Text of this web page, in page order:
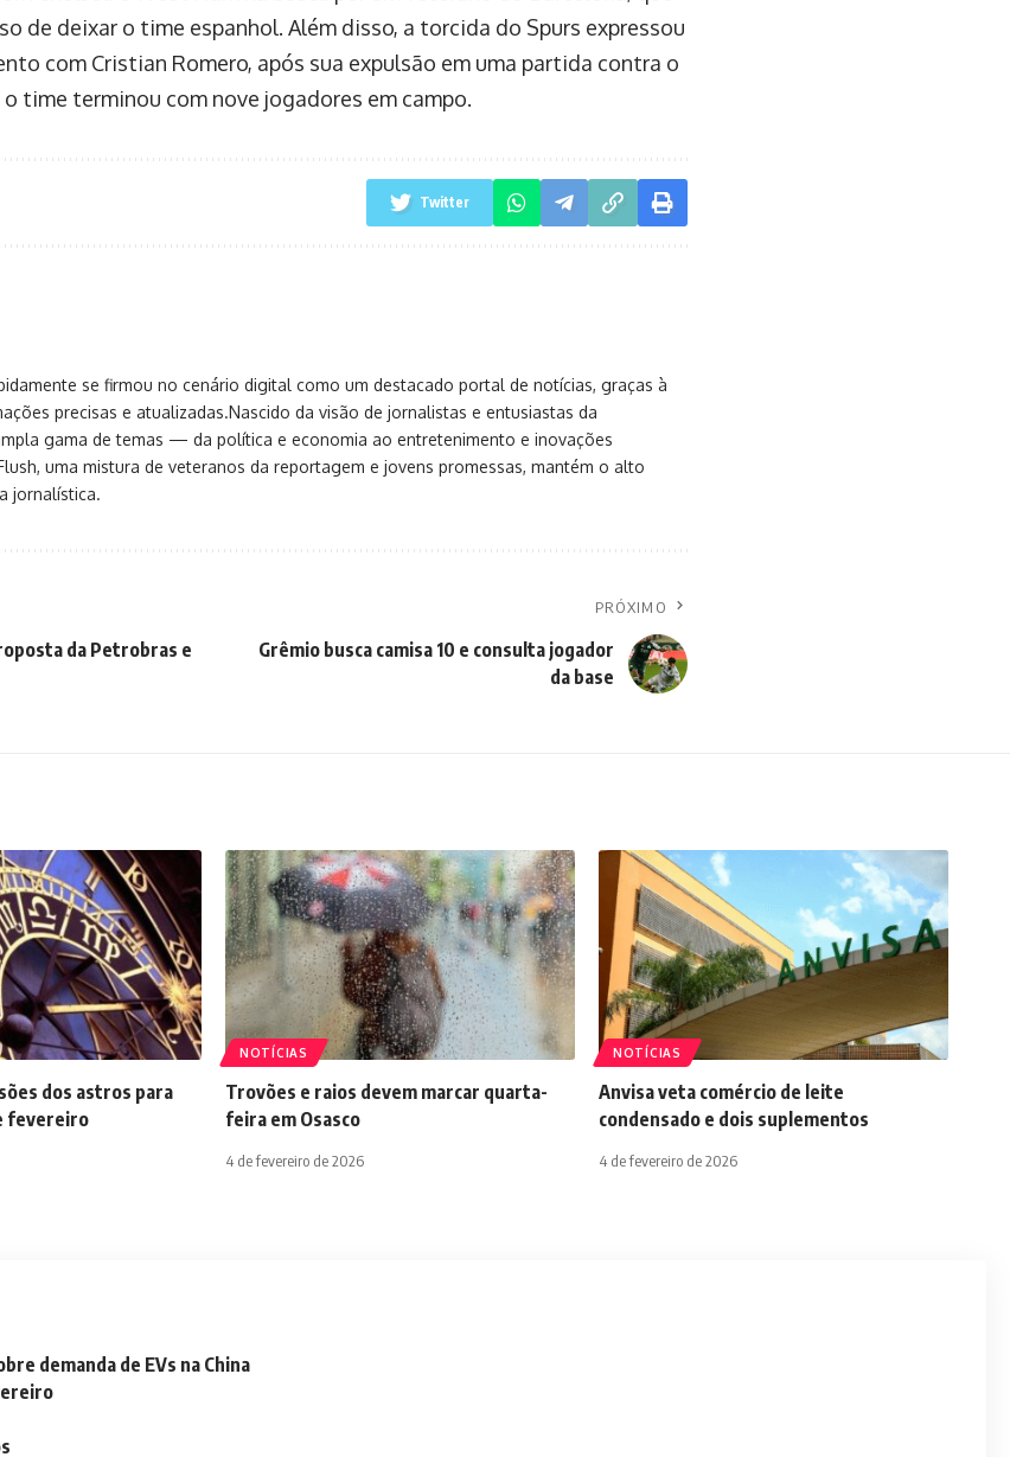
de deixar o time espanhol. Além disso, a torcida do Spurs expressou
com Cristian Romero, após sua expulsão em uma partida contra o
time terminou com nove jogadores em campo.
Twitter
se firmou no cenário digital como um destacado portal de notícias, graças à
precisas e atualizadas.Nascido da visão de jornalistas e entusiastas da
gama de temas — da política e economia ao entretenimento e inovações
uma mistura de veteranos da reportagem e jovens promessas, mantém o alto
jornalística.
da Petrobras e
PRÓXIMO
Grêmio busca camisa 10 e consulta jogador
da base
dos astros para
fevereiro
NOTÍCIAS
Trovões e raios devem marcar quarta-
feira em Osasco
4 de fevereiro de 2026
NOTÍCIAS
Anvisa veta comércio de leite
condensado e dois suplementos
4 de fevereiro de 2026
demanda de EVs na China